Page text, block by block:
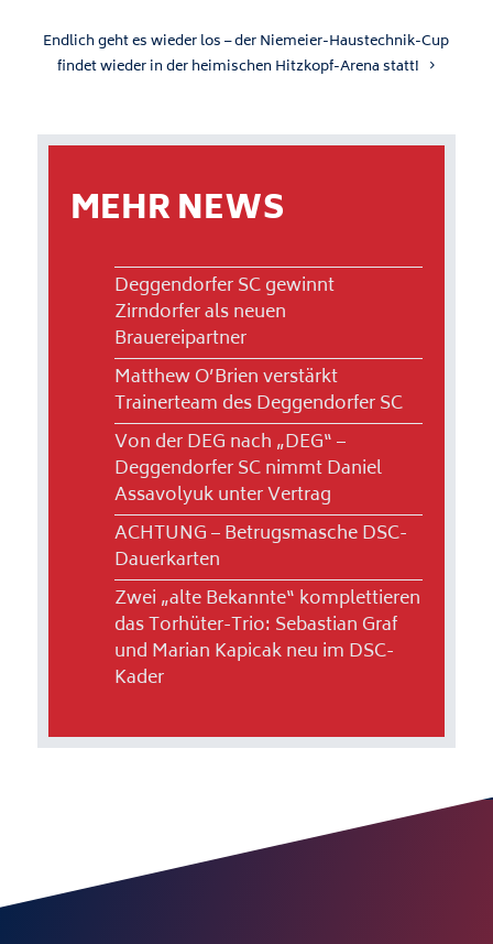
Endlich geht es wieder los – der Niemeier-Haustechnik-Cup
findet wieder in der heimischen Hitzkopf-Arena statt!
MEHR NEWS
Deggendorfer SC gewinnt
Zirndorfer als neuen
Brauereipartner
Matthew O’Brien verstärkt
Trainerteam des Deggendorfer SC
Von der DEG nach „DEG“ –
Deggendorfer SC nimmt Daniel
Assavolyuk unter Vertrag
ACHTUNG – Betrugsmasche DSC-
Dauerkarten
Zwei „alte Bekannte“ komplettieren
das Torhüter-Trio: Sebastian Graf
und Marian Kapicak neu im DSC-
Kader